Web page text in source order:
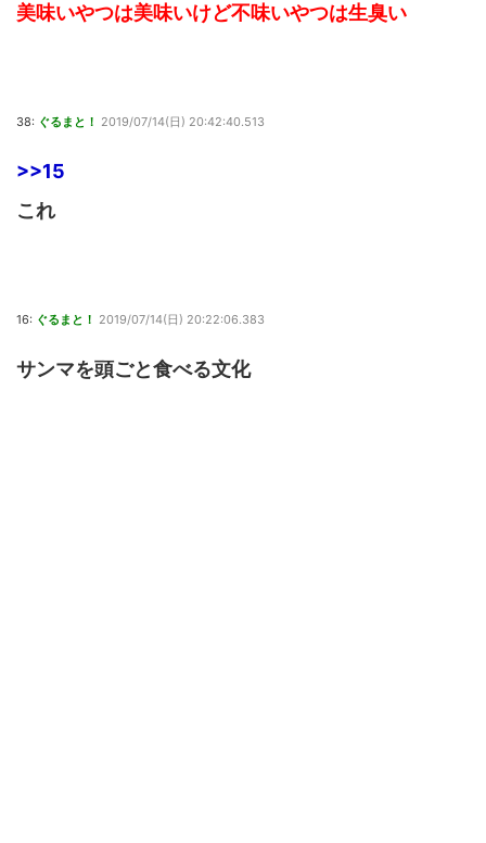
美味いやつは美味いけど不味いやつは生臭い
38: ぐるまと！ 2019/07/14(日) 20:42:40.513
>>15
これ
16: ぐるまと！ 2019/07/14(日) 20:22:06.383
サンマを頭ごと食べる文化